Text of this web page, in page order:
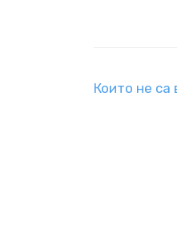
Които не са